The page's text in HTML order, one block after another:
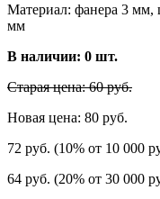
Материал: фанера 3 мм,
мм
В наличии: 0 шт.
Старая цена: 60 руб.
Новая цена: 80 руб.
72 руб. (10% от 10 000
64 руб. (20% от 30 000